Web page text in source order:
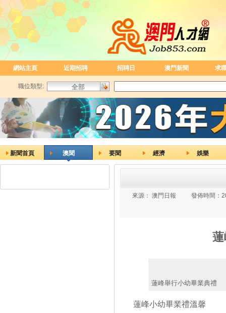
網站主頁 近期招聘 招聘日 澳門新聞 求
職位類型:
新聞首頁 澳聞 要聞 經濟 娛樂
來源： 澳門日報 發佈時間：
蓮峰舉行小幼畢業典禮
蓮峰小幼畢業禮溫馨